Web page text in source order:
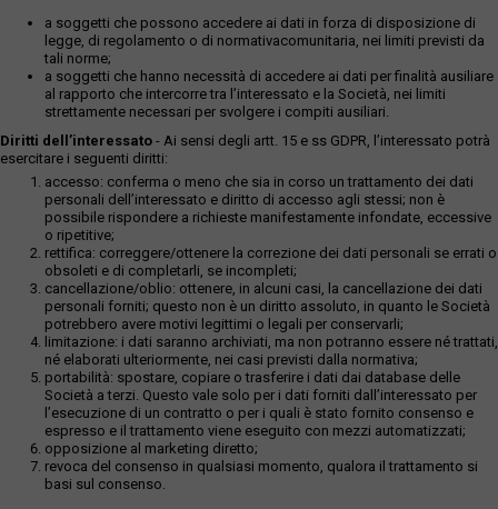
a soggetti che possono accedere ai dati in forza di disposizione di
legge, di regolamento o di normativacomunitaria, nei limiti previsti da
tali norme;
a soggetti che hanno necessità di accedere ai dati per finalità ausiliare
al rapporto che intercorre tra l’interessato e la Società, nei limiti
strettamente necessari per svolgere i compiti ausiliari.
Diritti dell’interessato - Ai sensi degli artt. 15 e ss GDPR, l’interessato potrà
esercitare i seguenti diritti:
accesso: conferma o meno che sia in corso un trattamento dei dati
personali dell’interessato e diritto di accesso agli stessi; non è
possibile rispondere a richieste manifestamente infondate, eccessive
o ripetitive;
rettifica: correggere/ottenere la correzione dei dati personali se errati o
obsoleti e di completarli, se incompleti;
cancellazione/oblio: ottenere, in alcuni casi, la cancellazione dei dati
personali forniti; questo non è un diritto assoluto, in quanto le Società
potrebbero avere motivi legittimi o legali per conservarli;
limitazione: i dati saranno archiviati, ma non potranno essere né trattati,
né elaborati ulteriormente, nei casi previsti dalla normativa;
portabilità: spostare, copiare o trasferire i dati dai database delle
Società a terzi. Questo vale solo per i dati forniti dall’interessato per
l’esecuzione di un contratto o per i quali è stato fornito consenso e
espresso e il trattamento viene eseguito con mezzi automatizzati;
opposizione al marketing diretto;
revoca del consenso in qualsiasi momento, qualora il trattamento si
basi sul consenso.